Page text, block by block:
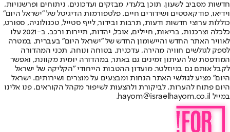
חדשות מסביב לשעון, תוכן בלעדי, מבזקים ועדכונים, ניתוחים ופרשנויות,
וידיאו, פודקאסטים ושידורים חיים. פלטפורמות הדיגיטל של "ישראל היום"
כוללות ערוצי חדשות ודעות, תרבות ובידור, לייף סטייל, טכנולוגיה, ספורט,
כלכלה וצרכנות, בריאות, חיילים, אוכל, יהדות, תיירות ורכב. ב-2021 עלו
לאוויר האתר החדש והיישומון החדש של "ישראל היום" בעברית, במטרה
לספק לגולשים חוויה מהירה, עדכנית, בטוחה ונוחה. תכני המהדורה
המודפסת של העיתון זמינים גם באתר, במהדורה יומית מקוונת, ואפשר
לקבל אותם גם בניוזלטר. מועדון ההטבות הייחודי "הקליקה של ישראל
היום" מציע לגולשי האתר הנחות ומבצעים על מוצרים ושירותים. ישראל
היום פתוח להערות, לביקורת ולהצעות לשיפור מקהל הקוראים. פנו אלינו
במייל hayom@israelhayom.co.il.